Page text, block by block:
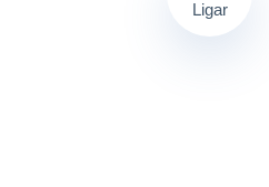
Ligar